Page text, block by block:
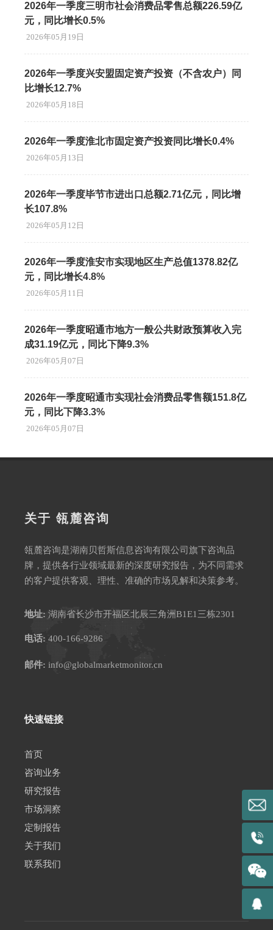
2026年一季度三明市社会消费品零售总额226.59亿
元，同比增长0.5%
2026年05月19日
2026年一季度兴安盟固定资产投资（不含农户）同
比增长12.7%
2026年05月18日
2026年一季度淮北市固定资产投资同比增长0.4%
2026年05月13日
2026年一季度毕节市进出口总额2.71亿元，同比增
长107.8%
2026年05月12日
2026年一季度淮安市实现地区生产总值1378.82亿
元，同比增长4.8%
2026年05月11日
2026年一季度昭通市地方一般公共财政预算收入完
成31.19亿元，同比下降9.3%
2026年05月07日
2026年一季度昭通市实现社会消费品零售额151.8亿
元，同比下降3.3%
2026年05月07日
关于 瓴麓咨询
瓴麓咨询是湖南贝哲斯信息咨询有限公司旗下咨询品
牌，提供各行业领域最新的深度研究报告，为不同需求
的客户提供客观、理性、准确的市场见解和决策参考。
地址: 湖南省长沙市开福区北辰三角洲B1E1三栋2301
电话: 400-166-9286
邮件: info@globalmarketmonitor.cn
快速链接
首页
咨询业务
研究报告
市场洞察
定制报告
关于我们
联系我们